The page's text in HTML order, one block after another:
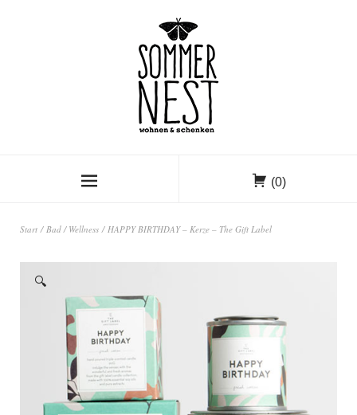
(0)
Start / Bad / Wellness / HAPPY BIRTHDAY – Kerze – The Gift Label
🔍